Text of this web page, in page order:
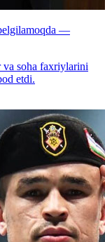
—
va soha faxriylarini
etdi.